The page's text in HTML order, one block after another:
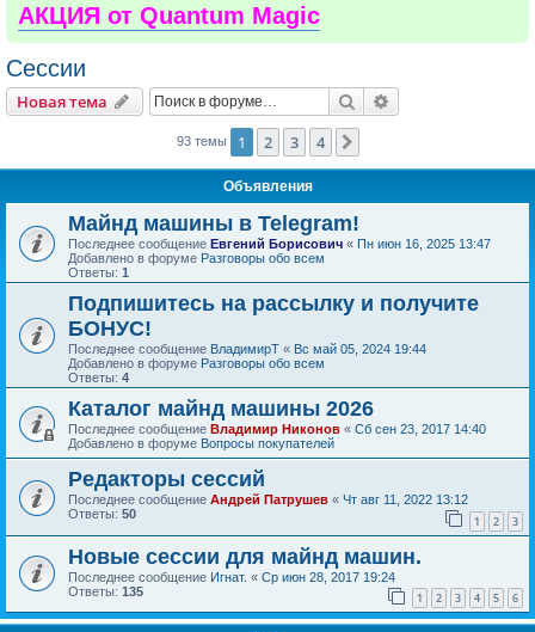
АКЦИЯ от Quantum Magic
Сессии
Новая тема Поиск
93 темы 1 2 3 4
Объявления
Майнд машины в Telegram!
Последнее сообщение Евгений Борисович « Пн июн 16, 2025 13:47
Добавлено в форуме Разговоры обо всем
Ответы: 1
Подпишитесь на рассылку и получите
БОНУС!
Последнее сообщение ВладимирТ « Вс май 05, 2024 19:44
Добавлено в форуме Разговоры обо всем
Ответы: 4
Каталог майнд машины 2026
Последнее сообщение Владимир Никонов « Сб сен 23, 2017 14:40
Добавлено в форуме Вопросы покупателей
Редакторы сессий
Последнее сообщение Андрей Патрушев « Чт авг 11, 2022 13:12
Ответы: 50 1 2 3
Новые сессии для майнд машин.
Последнее сообщение Игнат. « Ср июн 28, 2017 19:24
Ответы: 135 1 2 3 4 5 6